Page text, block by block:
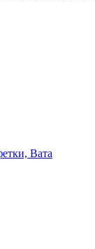
Вата